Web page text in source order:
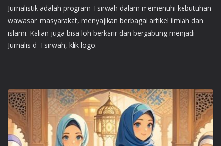
Jurnalistik adalah program Tsirwah dalam memenuhi kebutuhan
wawasan masyarakat, menyajikan berbagai artikel ilmiah dan
islami. Kalian juga bisa loh berkarir dan bergabung menjadi
Jurnalis di Tsirwah, klik logo.